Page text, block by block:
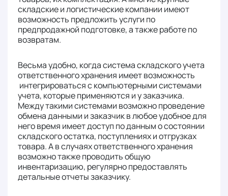
складские и логистические компании имеют
возможность предложить услуги по
предпродажной подготовке, а также работе по
возвратам.
Весьма удобно, когда система складского учета
ответственного хранения имеет возможность
интегрироваться с компьютерными системами
учета, которые применяются и у заказчика.
Между такими системами возможно проведение
обмена данными и заказчик в любое удобное для
него время имеет доступ по данным о состоянии
складского остатка, поступлениях и отгрузках
товара. А в случаях ответственного хранения
возможно также проводить общую
инвентаризацию, регулярно предоставлять
детальные отчеты заказчику.